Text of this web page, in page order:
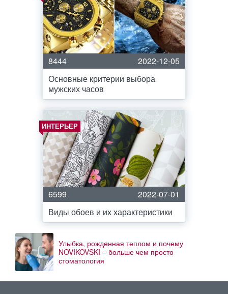
8444
2022-12-05
Основные критерии выбора
мужских часов
ИНТЕРЬЕР
6599
2022-07-01
Виды обоев и их характеристики
Улыбка, рожденная теплом и почему
NOVIKOVSKI – больше чем просто
стоматология